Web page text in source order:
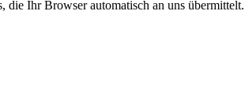
die Ihr Browser automatisch an uns